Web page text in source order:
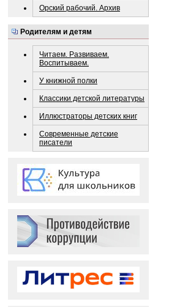
Орский рабочий. Архив
Родителям и детям
Читаем. Развиваем.
Воспитываем.
У книжной полки
Классики детской литературы
Иллюстраторы детских книг
Современные детские
писатели